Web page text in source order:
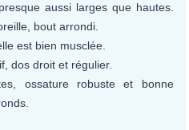
aussi larges que hautes.
bout arrondi.
est bien musclée.
dos droit et régulier.
ossature robuste et bonne